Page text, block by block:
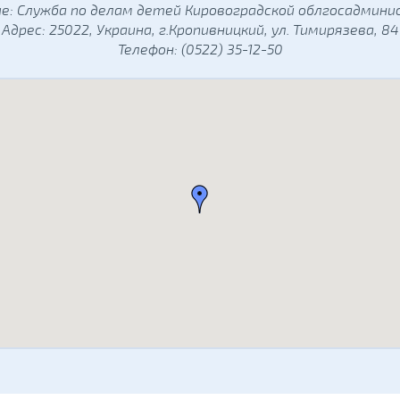
Служба по делам детей Кировоградской
Адрес: 25022, Украина, г.Кропивницкий, ул. Тимирязева, 84
Телефон: (0522) 35-12-50